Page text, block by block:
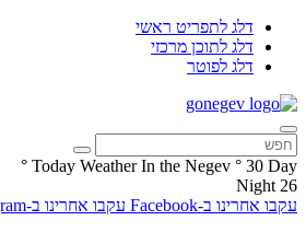
דלג לתפריט ראשי
דלג לתוכן מרכזי
דלג לפוטר
Today Weather In the Negev ° 30 Day
°
26
Night
עקבו אחרינו ב-Facebook
עקבו אחרינו ב-Instagram